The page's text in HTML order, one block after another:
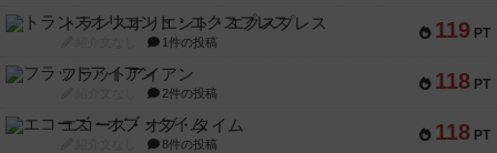
119 PT
トランスオリエント・エクスプレス
1件の投稿
118 PT
フラットアイアン
2件の投稿
118 PT
エコーズ・オブ・タイム
8件の投稿